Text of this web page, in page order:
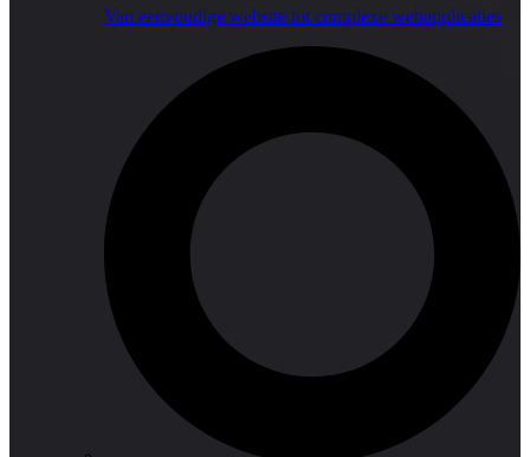
Van eenvoudige website tot complexe webapplicaties